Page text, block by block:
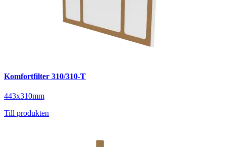
Komfortfilter 310/310-T
443x310mm
Till produkten